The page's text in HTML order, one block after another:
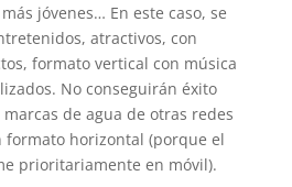
jóvenes… En este caso, se
atractivos, con
formato vertical con música
No conseguirán éxito
de agua de otras redes
formato horizontal (porque el
prioritariamente en móvil).